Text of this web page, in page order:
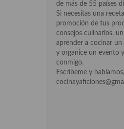
de más de 55 países
Si necesitas una
promoción de tus
consejos culinarios,
aprender a cocinar
y organice un evento
conmigo.
Escríbeme y